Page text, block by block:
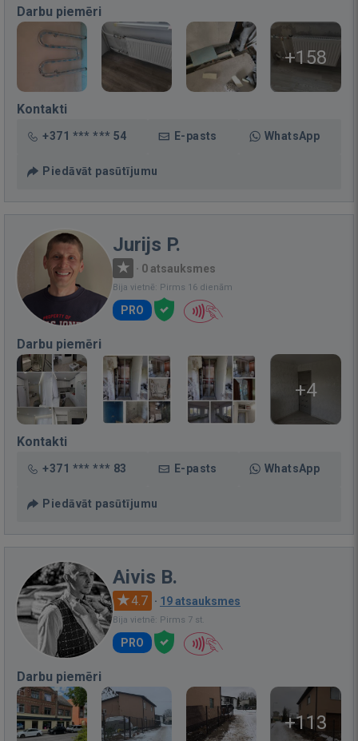
Darbu piemēri
+158
Kontakti
+371 *** *** 54 E-pasts WhatsApp
Piedāvāt pasūtījumu
Jurijs P.
· 0 atsauksmes
Bija vietnē: Pirms 16 dienām
PRO
Darbu piemēri
+4
Kontakti
+371 *** *** 83 E-pasts WhatsApp
Piedāvāt pasūtījumu
Aivis B.
4.7 · 19 atsauksmes
Bija vietnē: Pirms 7 st.
PRO
Darbu piemēri
+113